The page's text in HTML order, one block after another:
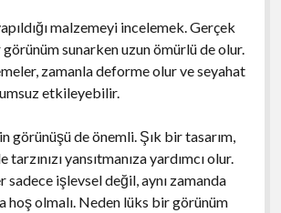
malzemeyi incelemek. Gerçek
sunarken uzun ömürlü de olur.
zamanla deforme olur ve seyahat
etkileyebilir.
görünüşü de önemli. Şık bir tasarım,
yansıtmanıza yardımcı olur.
sadece işlevsel değil, aynı zamanda
hoş olmalı. Neden lüks bir görünüm